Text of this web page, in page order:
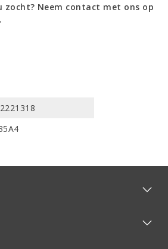
zocht? Neem contact met ons op